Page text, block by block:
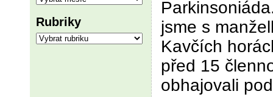
Rubriky
Rubriky
jsme s
Kavčích
před 15
obhajovali